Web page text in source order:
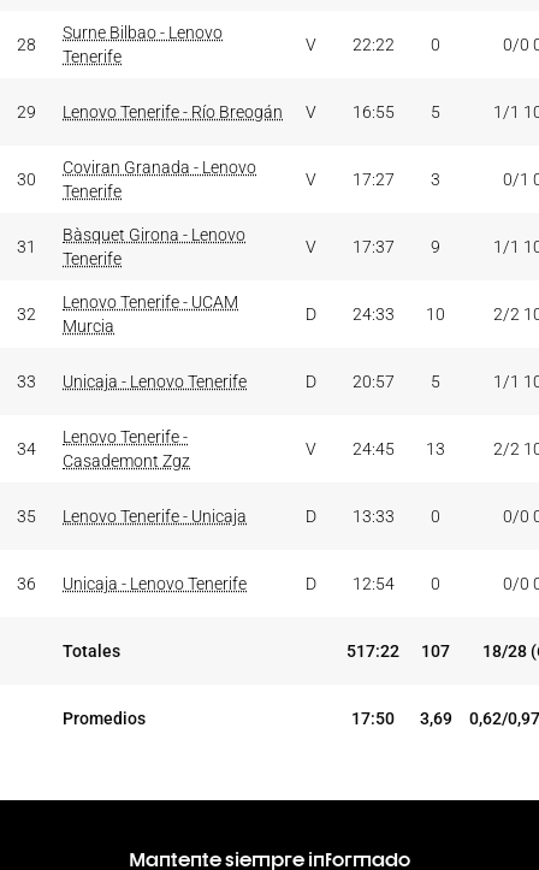
28
Surne Bilbao - Lenovo
Tenerife
V 22:22 0 0/0
29 Lenovo Tenerife - Río Breogán V 16:55 5 1/1
30
Coviran Granada - Lenovo
Tenerife
V 17:27 3 0/1
31
Bàsquet Girona - Lenovo
Tenerife
V 17:37 9 1/1
32
Lenovo Tenerife - UCAM
Murcia
D 24:33 10 2/2
33 Unicaja - Lenovo Tenerife D 20:57 5 1/1
34
Lenovo Tenerife -
Casademont Zgz
V 24:45 13 2/2
35 Lenovo Tenerife - Unicaja D 13:33 0 0/0
36 Unicaja - Lenovo Tenerife D 12:54 0 0/0
Totales 517:22 107 18/28
Promedios 17:50 3,69 0,62/
Mantente siempre informado